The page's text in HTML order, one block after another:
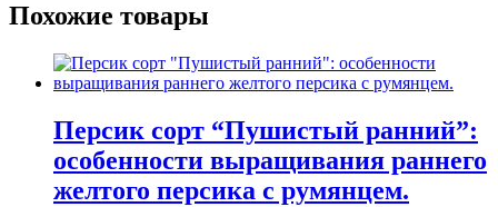
Похожие товары
Персик сорт “Пушистый ранний”:
особенности выращивания раннего
желтого персика с румянцем.